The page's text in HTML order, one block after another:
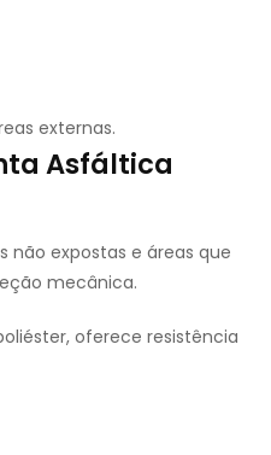
externas.
Asfáltica
não expostas e áreas que
mecânica.
oferece resistência